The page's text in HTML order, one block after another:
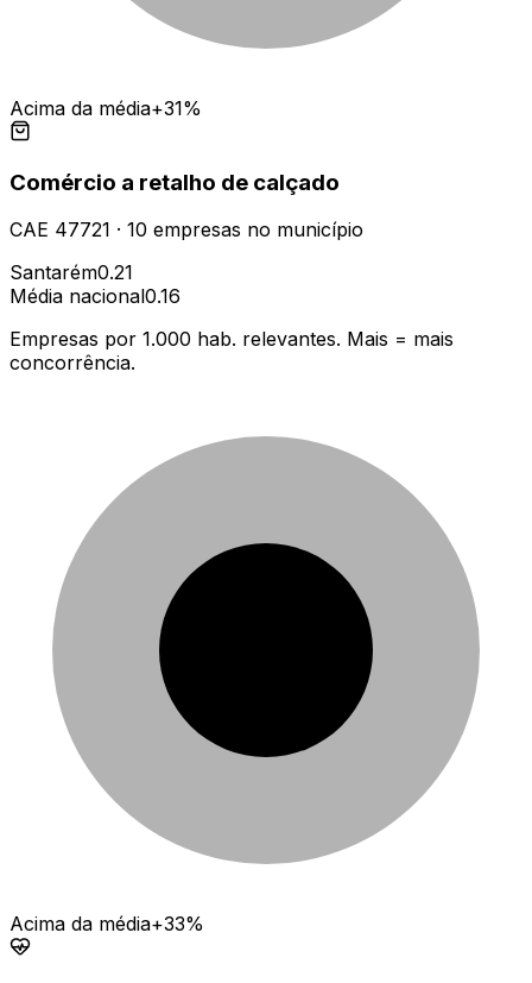
Acima da média+31%
Comércio a retalho de calçado
CAE 47721 · 10 empresas no município
Santarém0.21
Média nacional0.16
Empresas por 1.000 hab. relevantes. Mais = mais
concorrência.
Acima da média+33%